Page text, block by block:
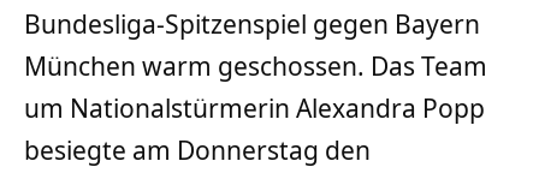
Bundesliga-Spitzenspiel gegen Bayern
München warm geschossen. Das Team
um Nationalstürmerin Alexandra Popp
besiegte am Donnerstag den